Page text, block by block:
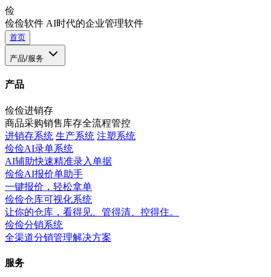
俭
俭俭软件 AI时代的企业管理软件
首页
产品/服务
产品
俭俭进销存
商品采购销售库存全流程管控
进销存系统 生产系统 注塑系统
俭俭AI录单系统
AI辅助快速精准录入单据
俭俭AI报价单助手
一键报价，轻松拿单
俭俭仓库可视化系统
让你的仓库，看得见、管得清、控得住。
俭俭分销系统
全渠道分销管理解决方案
服务